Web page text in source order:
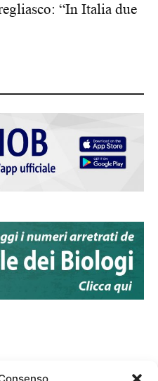
“In Italia due